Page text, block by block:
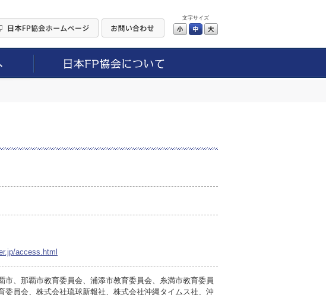
文字サイズ
小 中
access.html
市、那覇市教育委員会、浦添市教育委員会、糸満市教育委員
委員会、株式会社琉球新報社、株式会社沖縄タイムス社、沖